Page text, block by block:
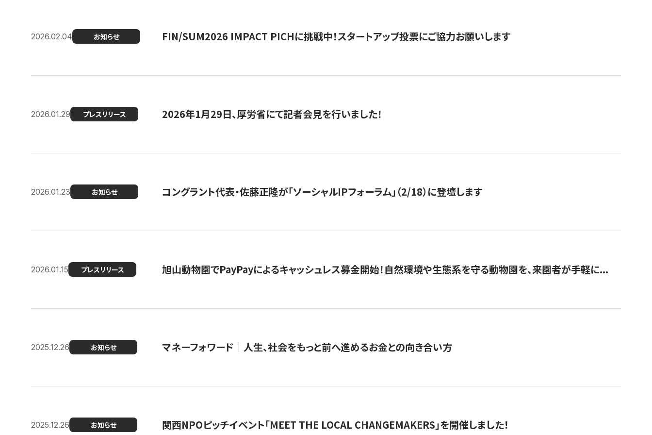
2026.02.04 お知らせ FIN/SUM2026 IMPACT PICHに挑戦中！スタートアップ投票にご協力お願いします
2026.01.29 プレスリリース 2026年1月29日、厚労省にて記者会見を行いました！
2026.01.23 お知らせ コングラント代表・佐藤正隆が「ソーシャルIPフォーラム」（2/18）に登壇します
2026.01.15 プレスリリース 旭山動物園でPayPayによるキャッシュレス募金開始！自然環境や生態系を守る動物園を、来園者が手軽に...
2025.12.26 お知らせ マネーフォワード｜人生、社会をもっと前へ進めるお金との向き合い方
2025.12.26 お知らせ 関西NPOピッチイベント「MEET THE LOCAL CHANGEMAKERS」を開催しました！